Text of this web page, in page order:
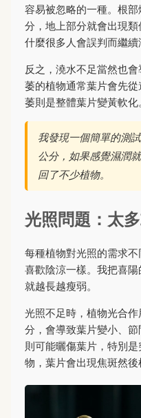
容易被忽略的一種。根
分，地上部分就會出現
什麼很多人會誤判而繼續
反之，澆水不足當然也
萎的植物通常葉片會先
萎則是整體葉片變黃軟化
我發現一個簡單的測
公分，如果感覺濕潤
回了不少植物。
光照問題：太
每種植物對光照的需求
喜歡陰涼一樣。我把喜
就越長越瘦弱。
光照不足時，植物光合
分，會導致葉片變小、
則可能曬傷葉片，特別
物，葉片會出現焦斑然後